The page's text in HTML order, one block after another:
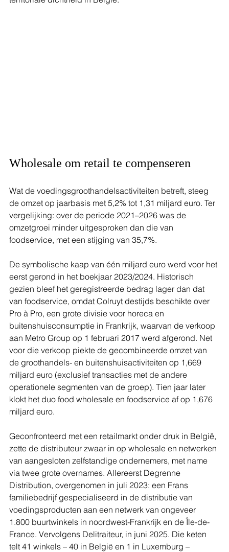
Wholesale om retail te compenseren
Wat de voedingsgroothandelsactiviteiten betreft, steeg
de omzet op jaarbasis met 5,2% tot 1,31 miljard euro. Ter
vergelijking: over de periode 2021–2026 was de
omzetgroei minder uitgesproken dan die van
foodservice, met een stijging van 35,7%.
De symbolische kaap van één miljard euro werd voor het
eerst gerond in het boekjaar 2023/2024. Historisch
gezien bleef het geregistreerde bedrag lager dan dat
van foodservice, omdat Colruyt destijds beschikte over
Pro à Pro, een grote divisie voor horeca en
buitenshuisconsumptie in Frankrijk, waarvan de verkoop
aan Metro Group op 1 februari 2017 werd afgerond. Net
voor die verkoop piekte de gecombineerde omzet van
de groothandels- en buitenshuisactiviteiten op 1,669
miljard euro (exclusief transacties met de andere
operationele segmenten van de groep). Tien jaar later
klokt het duo food wholesale en foodservice af op 1,676
miljard euro.
Geconfronteerd met een retailmarkt onder druk in België,
zette de distributeur zwaar in op wholesale en netwerken
van aangesloten zelfstandige ondernemers, met name
via twee grote overnames. Allereerst Degrenne
Distribution, overgenomen in juli 2023: een Frans
familiebedrijf gespecialiseerd in de distributie van
voedingsproducten aan een netwerk van ongeveer
1.800 buurtwinkels in noordwest-Frankrijk en de Île-de-
France. Vervolgens Delitraiteur, in juni 2025. Die keten
telt 41 winkels – 40 in België en 1 in Luxemburg –